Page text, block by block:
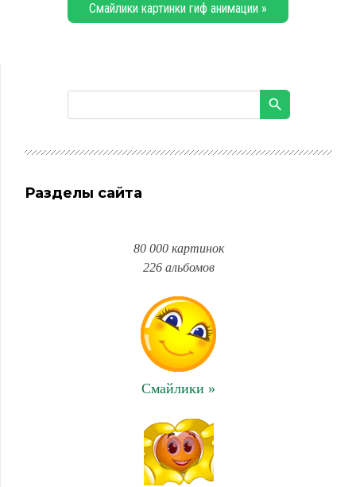
Смайлики картинки гиф анимации »
Разделы сайта
80 000 картинок
226 альбомов
Смайлики »